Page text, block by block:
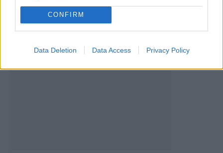
CONFIRM
Data Deletion Data Access Privacy Policy
Últimas notícias